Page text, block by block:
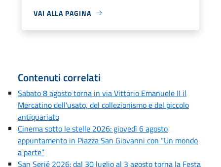
VAI ALLA PAGINA
Contenuti correlati
Sabato 8 agosto torna in via Vittorio Emanuele II il
Mercatino dell'usato, del collezionismo e del piccolo
antiquariato
Cinema sotto le stelle 2026: giovedì 6 agosto
appuntamento in Piazza San Giovanni con “Un mondo
a parte”
San Serié 2026: dal 30 luglio al 3 agosto torna la Festa